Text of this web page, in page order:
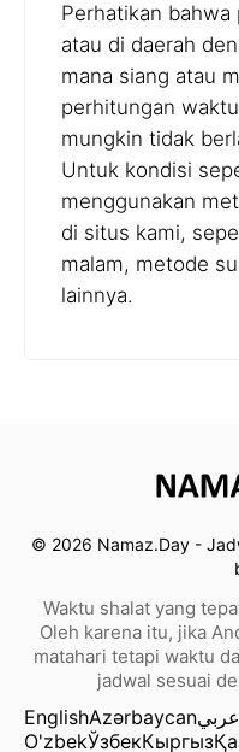
Perhatikan
atau di daerah
mana siang atau
perhitungan
mungkin tidak
Untuk kondisi
menggunakan
di situs kami,
malam, metode
lainnya.
© 2026 Namaz.Day -
Waktu shalat yang
Oleh karena itu, jika
matahari tetapi waktu
jadwal sesuai
EnglishAzərbaycanعربي
O'zbekЎзбекКыргыз